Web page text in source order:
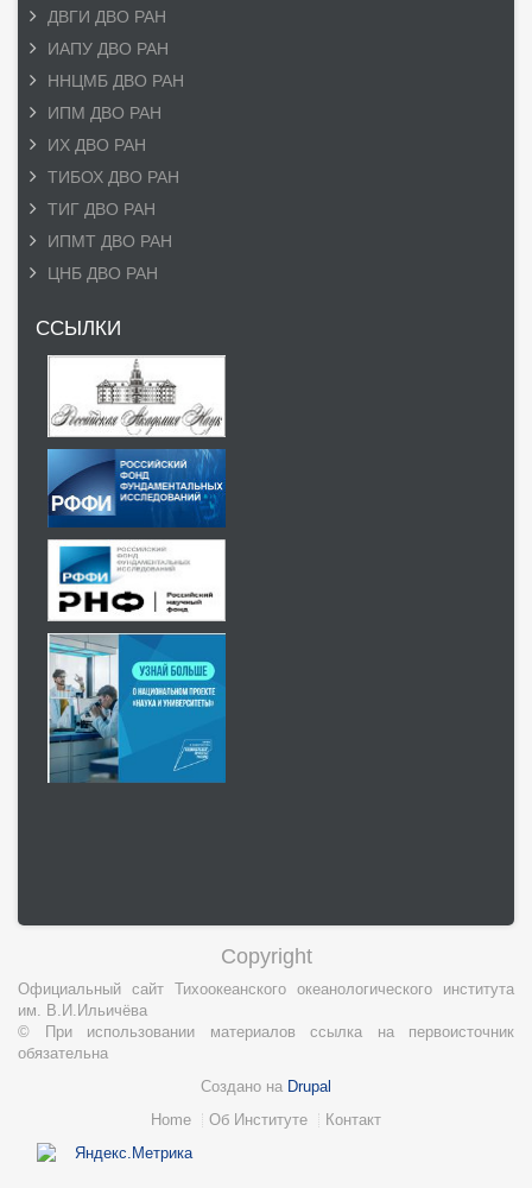
ДВГИ ДВО РАН
ИАПУ ДВО РАН
ННЦМБ ДВО РАН
ИПМ ДВО РАН
ИХ ДВО РАН
ТИБОХ ДВО РАН
ТИГ ДВО РАН
ИПМТ ДВО РАН
ЦНБ ДВО РАН
ССЫЛКИ
Copyright
Официальный сайт Тихоокеанского океанологического института
им. В.И.Ильичёва
© При использовании материалов ссылка на первоисточник
обязательна
Создано на Drupal
колонтитул
Home Об Институте Контакт